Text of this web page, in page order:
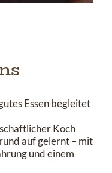
Essen begleitet
Koch
auf gelernt – mit
und einem